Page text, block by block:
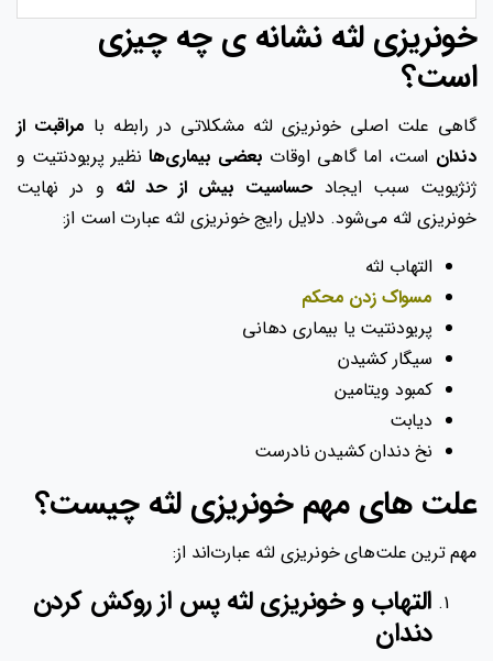
خونریزی لثه نشانه ی چه چیزی
است؟
گاهی علت اصلی خونریزی لثه مشکلاتی در رابطه با مراقبت از
دندان است، اما گاهی اوقات بعضی بیماری‌هانظیر پریودنتیت و
ژنژیویت سبب ایجاد حساسیت بیش ‌از حد لثه و در نهایت
خونریزی لثه می‌شود. دلایل رایج خونریزی لثه عبارت است از:
التهاب لثه
مسواک زدن محکم
پریودنتیت یا بیماری دهانی
سیگار کشیدن
کمبود ویتامین
دیابت
نخ دندان کشیدن نادرست
علت های مهم خونریزی لثه چیست؟
مهم ترین علت‌های خونریزی لثه عبارت‌اند از:
التهاب و خونریزی لثه پس از روکش کردن
دندان